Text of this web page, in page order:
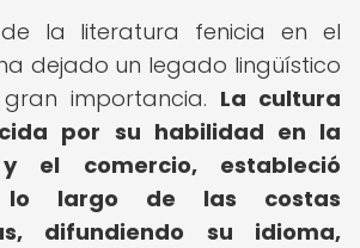
la literatura fenicia en el
dejado un legado lingüístico
importancia. La cultura
por su habilidad en la
el comercio, estableció
lo largo de las costas
difundiendo su idioma,